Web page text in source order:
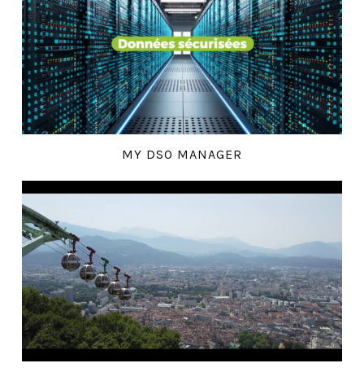
MY DSO MANAGER